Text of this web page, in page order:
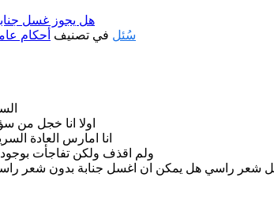
هل يجوز غسل
سُئل في تصنيف أحكام
اولا انا خجل من
انا امارس العادة
ولم اقذف ولكن تفاجأت بوجود
شعر راسي هل يمكن ان اغسل جنابة بدون شعر